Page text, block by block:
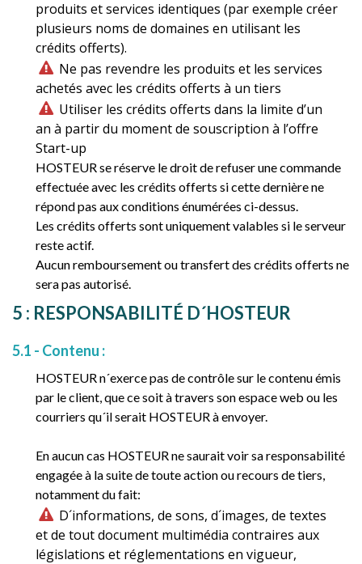
produits et services identiques (par exemple créer
plusieurs noms de domaines en utilisant les
crédits offerts).
Ne pas revendre les produits et les services
achetés avec les crédits offerts à un tiers
Utiliser les crédits offerts dans la limite d’un
an à partir du moment de souscription à l’offre
Start-up
HOSTEUR se réserve le droit de refuser une commande
effectuée avec les crédits offerts si cette dernière ne
répond pas aux conditions énumérées ci-dessus.
Les crédits offerts sont uniquement valables si le serveur
reste actif.
Aucun remboursement ou transfert des crédits offerts ne
sera pas autorisé.
5 : RESPONSABILITÉ D´HOSTEUR
5.1 - Contenu :
HOSTEUR n´exerce pas de contrôle sur le contenu émis
par le client, que ce soit à travers son espace web ou les
courriers qu´il serait HOSTEUR à envoyer.
En aucun cas HOSTEUR ne saurait voir sa responsabilité
engagée à la suite de toute action ou recours de tiers,
notamment du fait:
D´informations, de sons, d´images, de textes
et de tout document multimédia contraires aux
législations et réglementations en vigueur,